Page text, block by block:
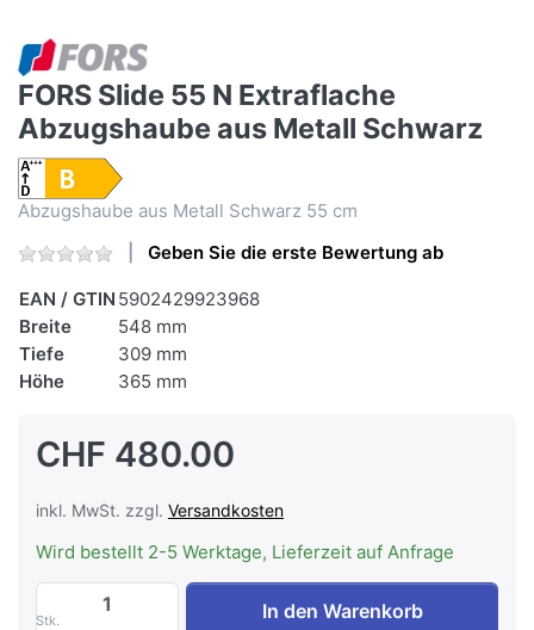
FORS Slide 55 N Extraflache
Abzugshaube aus Metall Schwarz
Abzugshaube aus Metall Schwarz 55 cm
Geben Sie die erste Bewertung ab
EAN / GTIN 5902429923968
Breite
548 mm
Tiefe
309 mm
Höhe
365 mm
CHF 480.00
inkl. MwSt. zzgl. Versandkosten
Wird bestellt 2-5 Werktage, Lieferzeit auf Anfrage
Stk.
FORS Slide 55 N Extraflache
In den Warenkorb